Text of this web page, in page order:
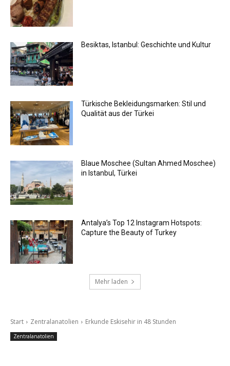
Besiktas, Istanbul: Geschichte und Kultur
Türkische Bekleidungsmarken: Stil und
Qualität aus der Türkei
Blaue Moschee (Sultan Ahmed Moschee)
in Istanbul, Türkei
Antalya’s Top 12 Instagram Hotspots:
Capture the Beauty of Turkey
Mehr laden